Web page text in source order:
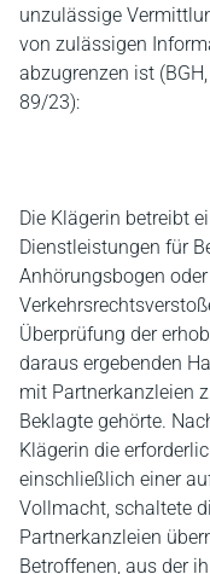
unzulässige
von zulässigen
abzugrenzen ist
89/23):
Die Klägerin betreibt
Dienstleistungen für
Anhörungsbogen
Überprüfung der
daraus ergebenden
mit Partnerkanzleien
Beklagte gehörte.
Klägerin die
einschließlich einer
Vollmacht, schaltete
Partnerkanzleien
Betroffenen, aus der